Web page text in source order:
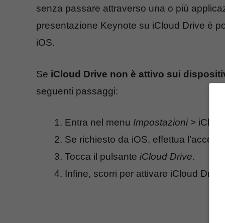
senza passare attraverso una o più
presentazione Keynote su iCloud Drive è
iOS.
Se iCloud Drive non è attivo sui
seguenti passaggi:
Entra nel menu Impostazioni> iCloud.
Se richiesto da iOS, effettua
Tocca il pulsante iCloud Drive.
Infine, scorri per attivare iCloud Drive.